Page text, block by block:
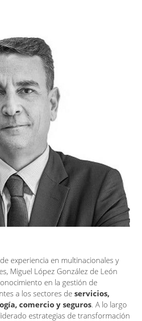
experiencia en multinacionales y
Miguel López González de León
en la gestión de
a los sectores deservicios,
comercio y seguros. A lo largo
estrategias de transformación